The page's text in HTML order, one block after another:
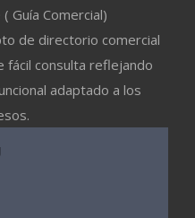
Guía Comercial)
de directorio comercial
fácil consulta reflejando
adaptado a los